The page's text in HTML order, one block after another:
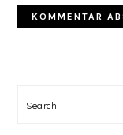
SIDEBAR
Search